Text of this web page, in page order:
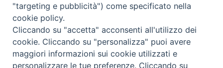
Shop
Blog
Chi siamo
Contatti
"targeting e pubblicità") come specificato nella
cookie policy.
Cliccando su "accetta" acconsenti all'utilizzo dei
cookie. Cliccando su "personalizza" puoi avere
maggiori informazioni sui cookie utilizzati e
personalizzare le tue preferenze. Cliccando su